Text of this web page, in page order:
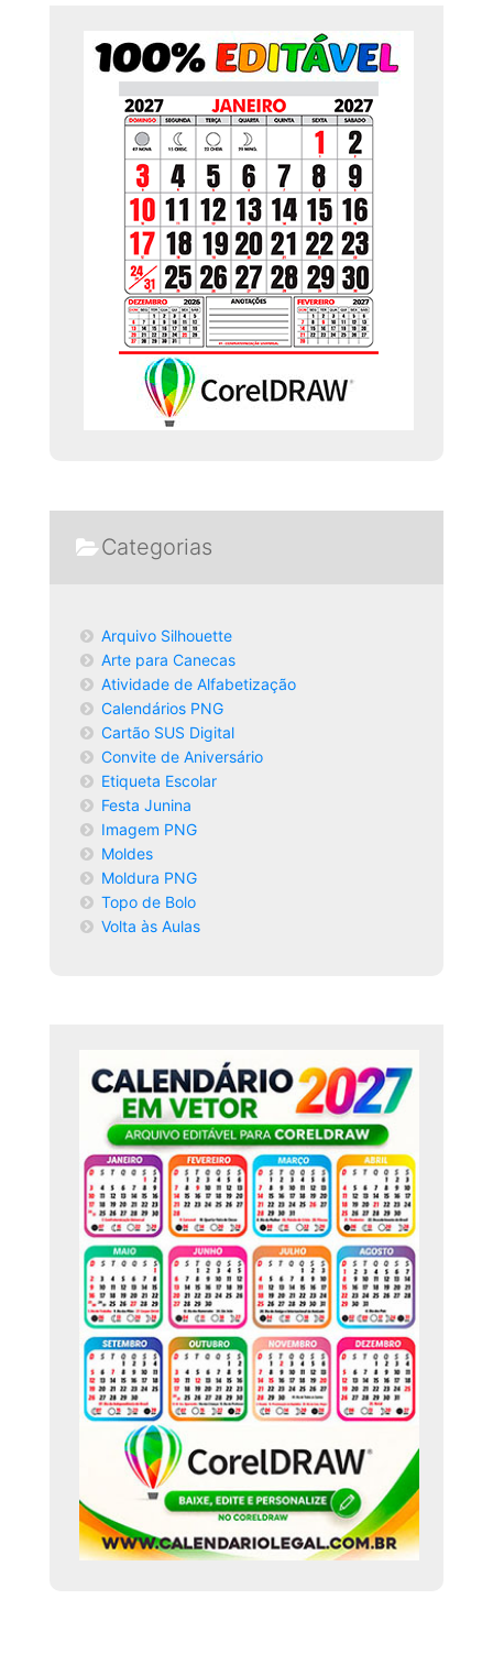
Categorias
Arquivo Silhouette
Arte para Canecas
Atividade de Alfabetização
Calendários PNG
Cartão SUS Digital
Convite de Aniversário
Etiqueta Escolar
Festa Junina
Imagem PNG
Moldes
Moldura PNG
Topo de Bolo
Volta às Aulas